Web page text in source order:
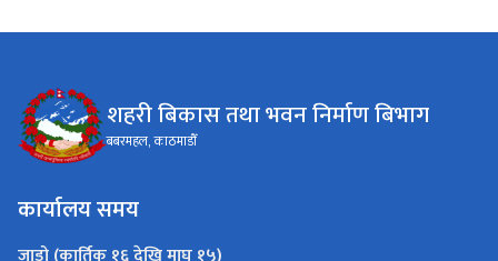
शहरी बिकास तथा भवन निर्माण बिभाग
बबरमहल, काठमाडौँ
कार्यालय समय